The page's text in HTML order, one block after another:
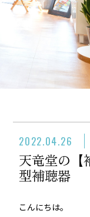
2022.04.26
天竜堂の
型補聴器
こんにちは。